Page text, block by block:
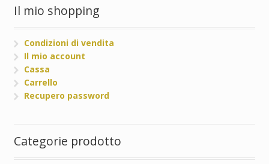
Il mio shopping
Condizioni di vendita
Il mio account
Cassa
Carrello
Recupero password
Categorie prodotto